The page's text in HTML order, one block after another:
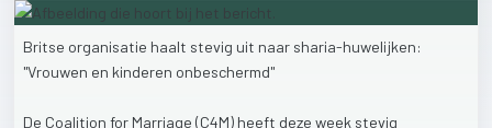
Britse organisatie haalt stevig uit naar sharia-huwelijken:
"Vrouwen en kinderen onbeschermd"
De Coalition for Marriage (C4M) heeft deze week stevig